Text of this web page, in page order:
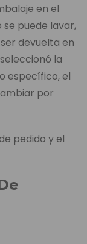
en el
se puede lavar,
devuelta en
la
específico, el
por
pedido y el